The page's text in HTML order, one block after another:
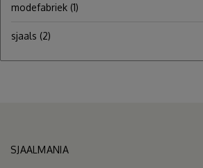
modefabriek (1)
sjaals (2)
SJAALMANIA